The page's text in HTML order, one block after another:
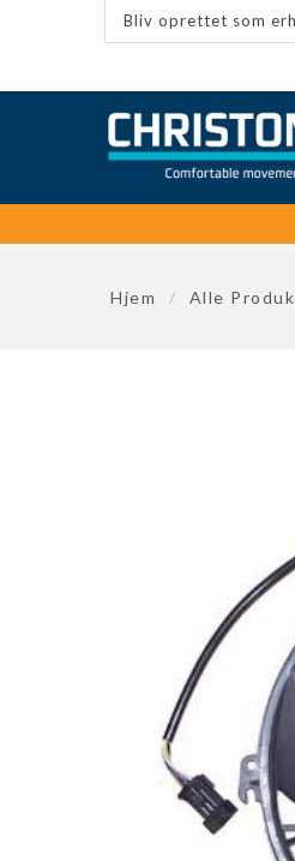
Bliv oprettet som
Hjem / Alle